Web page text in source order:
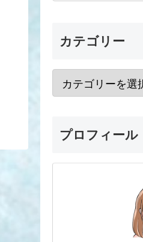
カテゴリー
プロフィール